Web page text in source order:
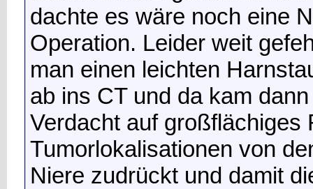
dachte es wäre noch eine
Operation. Leider weit
man einen leichten
ab ins CT und da kam
Verdacht auf großflächiges
Tumorlokalisationen von
Niere zudrückt und damit